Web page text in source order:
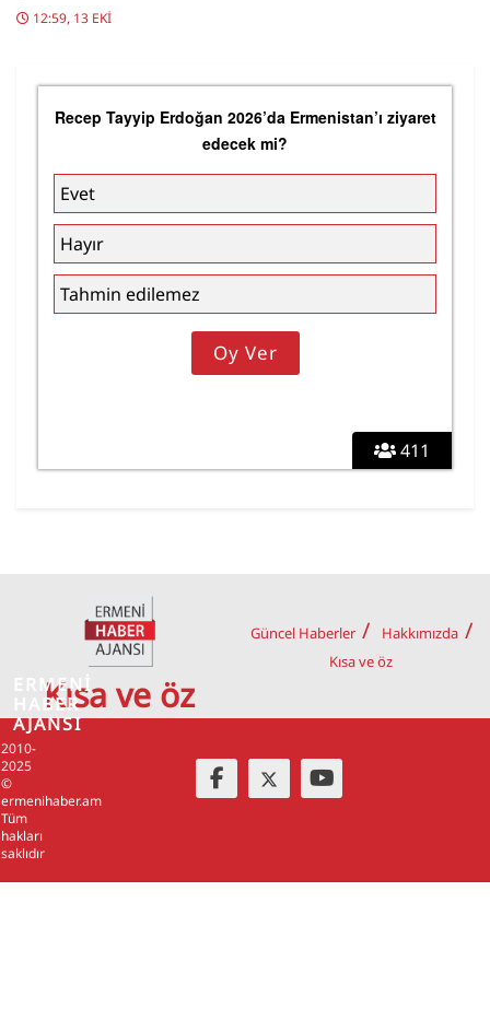
12:59, 13 EKI
411
Recep Tayyip Erdoğan 2026’da Ermenistan’ı ziyaret
edecek mi?
Evet
Hayır
Tahmin edilemez
Kısa ve öz
Güncel Haberler
Hakkımızda
Kısa ve öz
2010-
2025
©
ermenihaber.am
Tüm
hakları
saklıdır
ERMENİ
HABER
AJANSI